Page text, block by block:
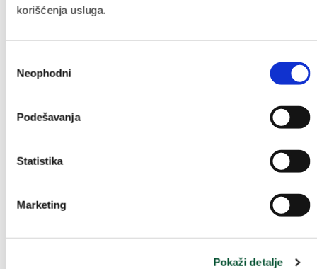
korišćenja usluga.
сагласности
Neophodni
Podešavanja
Statistika
Marketing
Pokaži detalje
Kupi
PRIRODNA KOZMETIKA